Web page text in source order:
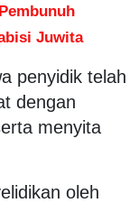
Juwita
penyidik telah
dengan
menyita
oleh